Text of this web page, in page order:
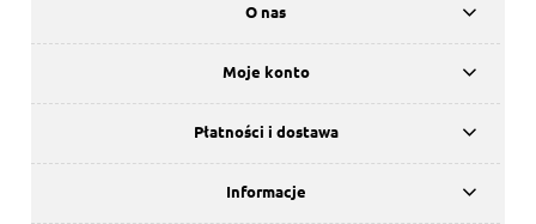
O nas
Moje konto
Płatności i dostawa
Informacje